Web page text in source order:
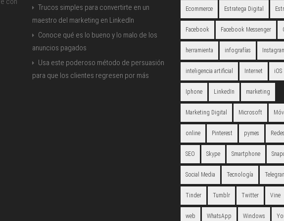
Trucos simples para convertirte en un
maestro del marketing en LinkedIn
Conoce qué es lo bueno y lo malo de los
anuncios pagados
Usa este poderoso método de persuasión
para que los clientes regresen por más
Ecommerce Estratega Digital
Facebook Facebook Messenger
herramienta infografías
inteligencia artificial Internet iOS
Iphone LinkedIn marketing
Marketing Digital Microsoft
online Pinterest pymes
SEO Skype Smartphone
Social Media Tecnología
Tinder Tumblr Twitter Vine
web WhatsApp Windows